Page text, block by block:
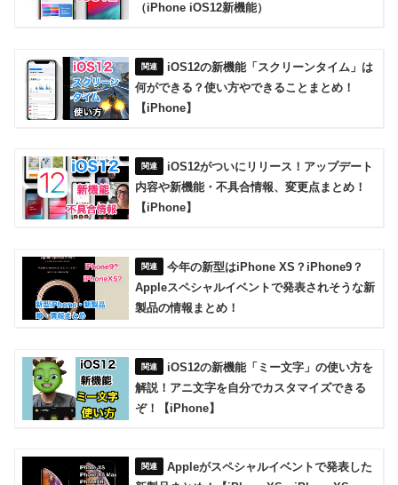
（iPhone iOS12新機能）
iOS12の新機能「スクリーンタイム」は
何ができる？使い方やできることまとめ！
【iPhone】
iOS12がついにリリース！アップデート
内容や新機能・不具合情報、変更点まとめ！
【iPhone】
今年の新型はiPhone XS？iPhone9？
Appleスペシャルイベントで発表されそうな新
製品の情報まとめ！
iOS12の新機能「ミー文字」の使い方を
解説！アニ文字を自分でカスタマイズできる
ぞ！【iPhone】
Appleがスペシャルイベントで発表した